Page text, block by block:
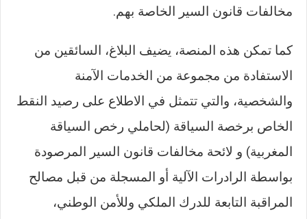
مخالفات قانون السير الخاصة بهم.
كما تمكن هذه المنصة، يضيف البلاغ، السائقين من
الاستفادة من مجموعة من الخدمات الآمنة
والشخصية، والتي تتمثل في الاطلاع على رصيد النقط
الخاص برخصة السياقة (لحاملي رخص السياقة
المغربية) و لائحة مخالفات قانون السير المرصودة
بواسطة الرادرات الآلية أو المسجلة من قبل مصالح
المراقبة التابعة للدرك الملكي وللأمن الوطني،